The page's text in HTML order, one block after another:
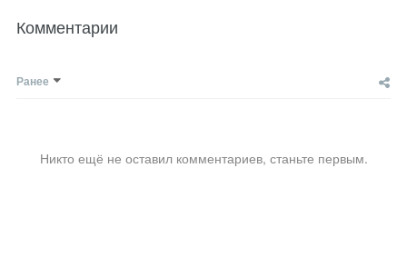
Комментарии
Ранее
Никто ещё не оставил комментариев, станьте первым.